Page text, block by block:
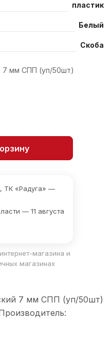
пластик
Белый
Скоба
7 мм СПП (уп/50шт)
ТК «Радуга» —
— 11 августа
магазина и
магазинах
7 мм СПП (уп/50шт)